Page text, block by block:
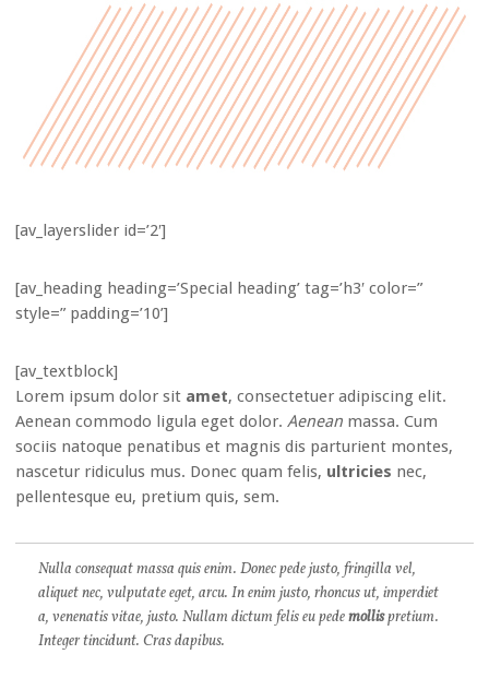
[av_layerslider id=’2′]
[av_heading heading=’Special heading’ tag=’h3′ color=”
style=” padding=’10’]
[av_textblock]
Lorem ipsum dolor sit amet, consectetuer adipiscing elit.
Aenean commodo ligula eget dolor. Aenean massa. Cum
sociis natoque penatibus et magnis dis parturient montes,
nascetur ridiculus mus. Donec quam felis, ultricies nec,
pellentesque eu, pretium quis, sem.
Nulla consequat massa quis enim. Donec pede justo, fringilla vel,
aliquet nec, vulputate eget, arcu. In enim justo, rhoncus ut, imperdiet
a, venenatis vitae, justo. Nullam dictum felis eu pedemollispretium.
Integer tincidunt. Cras dapibus.